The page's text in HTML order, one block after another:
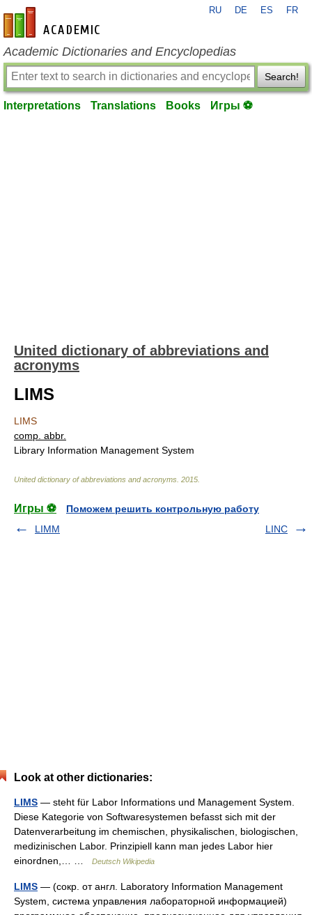
en-academic.com
RU DE ES FR
Academic Dictionaries and Encyclopedias
Search!
Interpretations Translations Books Игры ⚽
United dictionary of abbreviations and
acronyms
LIMS
LIMS
comp. abbr.
Library Information Management System
United dictionary of abbreviations and acronyms 2015
Игры ⚽
Поможем решить контрольную работу
LIMM
LINC
Look at other dictionaries:
LIMS — steht für Labor Informations und Management System.
Diese Kategorie von Softwaresystemen befasst sich mit der
Datenverarbeitung im chemischen, physikalischen, biologischen,
medizinischen Labor. Prinzipiell kann man jedes Labor hier
einordnen,… …
Deutsch Wikipedia
LIMS — (сокр. от англ. Laboratory Information Management
System, система управления лабораторной информацией)